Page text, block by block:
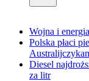
Wojna i
Polska płaci
Diesel
za litr